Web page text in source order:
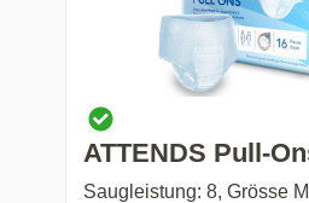
ATTENDS Pull-
Saugleistung: 8, Grösse